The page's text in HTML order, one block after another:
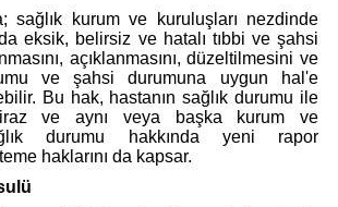
sağlık kurum ve kuruluşları nezdinde
eksik, belirsiz ve hatalı tıbbi ve şahsi
açıklanmasını, düzeltilmesini ve
ve şahsi durumuna uygun hal'e
Bu hak, hastanın sağlık durumu ile
ve aynı veya başka kurum ve
durumu hakkında yeni rapor
haklarını da kapsar.